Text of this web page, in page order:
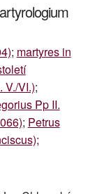
; martyres in
V./VI.);
Pp II.
; Petrus